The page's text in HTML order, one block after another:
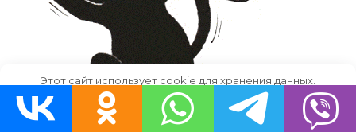
Этот сайт использует cookie для хранения данных.
Продолжая использовать сайт, Вы даете свое согласие на
работу с этими файлами.
OK